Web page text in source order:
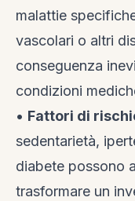
malattie
vascolari o altri
conseguenza
condizioni
• Fattori di
sedentarietà,
diabete possono
trasformare un